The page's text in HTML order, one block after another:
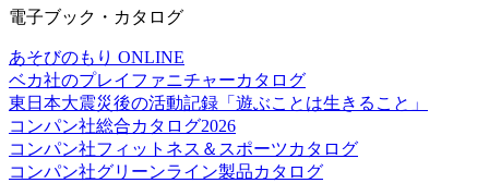
電子ブック・カタログ
あそびのもり ONLINE
ベカ社のプレイファニチャーカタログ
東日本大震災後の活動記録「遊ぶことは生きること」
コンパン社総合カタログ2026
コンパン社フィットネス＆スポーツカタログ
コンパン社グリーンライン製品カタログ